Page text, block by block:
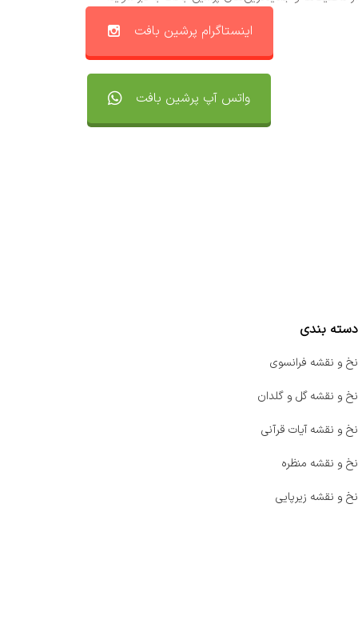
اینستاگرام پرشین بافت
واتس آپ پرشین بافت
دسته بندی
نخ و نقشه فرانسوی
نخ و نقشه گل و گلدان
نخ و نقشه آیات قرآنی
نخ و نقشه منظره
نخ و نقشه زیرپایی